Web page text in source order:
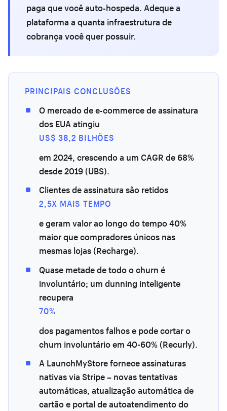
paga que você auto-hospeda. Adeque a
plataforma a quanta infraestrutura de
cobrança você quer possuir.
PRINCIPAIS CONCLUSÕES
O mercado de e-commerce de assinatura
dos EUA atingiu
US$ 38,2 BILHÕES
em 2024, crescendo a um CAGR de 68%
desde 2019 (UBS).
Clientes de assinatura são retidos
2,5X MAIS TEMPO
e geram valor ao longo do tempo 40%
maior que compradores únicos nas
mesmas lojas (Recharge).
Quase metade de todo o churn é
involuntário; um dunning inteligente
recupera
70%
dos pagamentos falhos e pode cortar o
churn involuntário em 40-60% (Recurly).
A LaunchMyStore fornece assinaturas
nativas via Stripe – novas tentativas
automáticas, atualização automática de
cartão e portal de autoatendimento do